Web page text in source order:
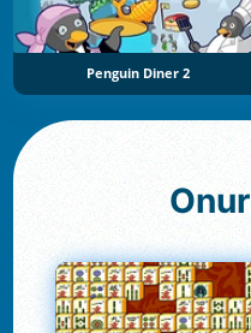
Penguin Diner 2
Onur